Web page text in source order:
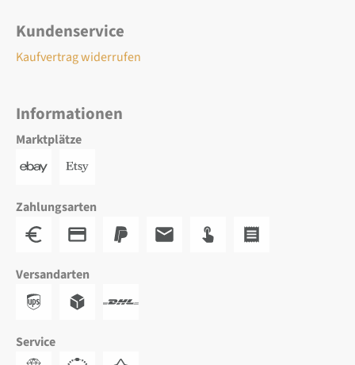
Kundenservice
Kaufvertrag widerrufen
Informationen
Marktplätze
Zahlungsarten
Versandarten
Service